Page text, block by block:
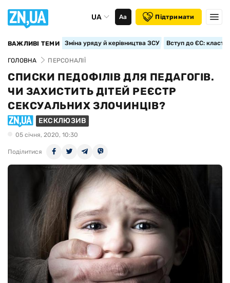
UA Аа Підтримати
ВАЖЛИВІ ТЕМИ Зміна уряду й керівництва ЗСУ Вступ до ЄС:
ГОЛОВНА ПЕРСОНАЛІЇ
СПИСКИ ПЕДОФІЛІВ ДЛЯ ПЕДАГОГІВ.
ЧИ ЗАХИСТИТЬ ДІТЕЙ РЕЄСТР
СЕКСУАЛЬНИХ ЗЛОЧИНЦІВ?
ЕКСКЛЮЗИВ
05 сiчня, 2020, 10:30
Поділитися